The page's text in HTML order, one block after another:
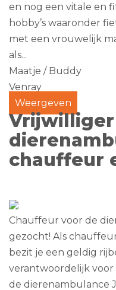
en nog een vitale en
hobby’s waaronder
met een vrouwelijk
als...
Maatje / Buddy
Venray
Weergeven
Vrijwilliger
chauffeur
Chauffeur voor de
gezocht! Als
bezit je een geldig
verantwoordelijk
de dierenambulance